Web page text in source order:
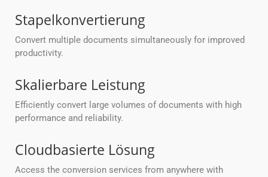
Stapelkonvertierung
Convert multiple documents simultaneously for improved
productivity.
Skalierbare Leistung
Efficiently convert large volumes of documents with high
performance and reliability.
Cloudbasierte Lösung
Access the conversion services from anywhere with